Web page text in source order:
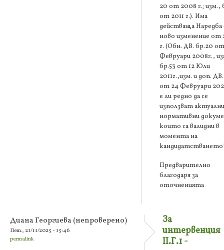
20 от 2008 г.; изм.,
от 2011 г.). Има
действаща Наредба
ново изменение от
г. (Обн. ДВ. бр.20
Февруари 2008г.,
бр.53 от 12 Юли
2011г.,изм. и доп.
от 24 Февруари
е ли редно да се
използват
нормативни
които са валидни в
момента на
Предварително
благодаря за
оточненията
Диана Георгиева (непроверено)
Пет., 21/11/2025 - 15:46
permalink
За
интервенция
II.Г.1 -